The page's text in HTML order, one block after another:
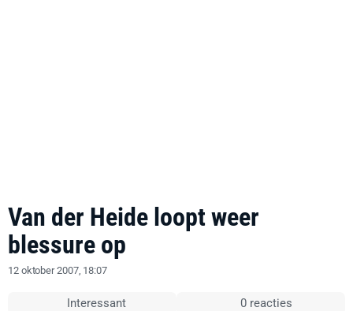
Van der Heide loopt weer
blessure op
12 oktober 2007, 18:07
Interessant 0 reacties